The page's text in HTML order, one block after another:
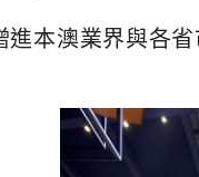
本澳業界與各